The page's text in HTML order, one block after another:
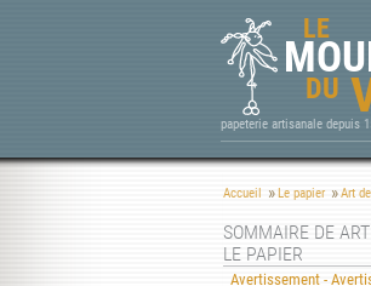
LE
DU
papeterie artisanale depuis
Accueil Le papier Art
SOMMAIRE DE
LE PAPIER
Avertissement -